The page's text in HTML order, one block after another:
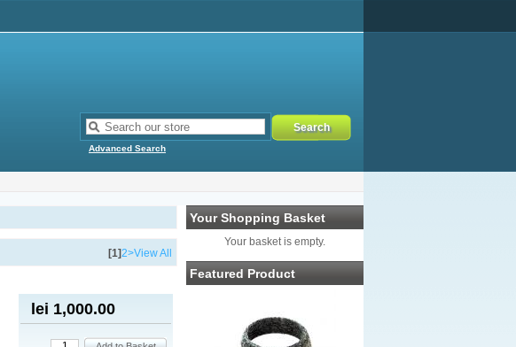
Advanced Search
Your Shopping Basket
Your basket is empty.
Featured Product
[1]2>View All
lei 1,000.00